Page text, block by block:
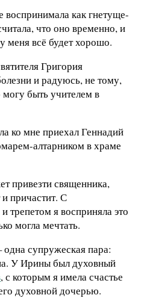
воспринимала как гнетуще-
что оно временно, и
меня всё будет хорошо.
Григория
и радуюсь, не тому,
быть учителем в
ко мне приехал Геннадий
алтарником в храме
привезти священника,
причастит. С
трепетом я восприняла это
могла мечтать.
супружеская пара:
У Ирины был духовный
, с которым я имела счастье
духовной дочерью.